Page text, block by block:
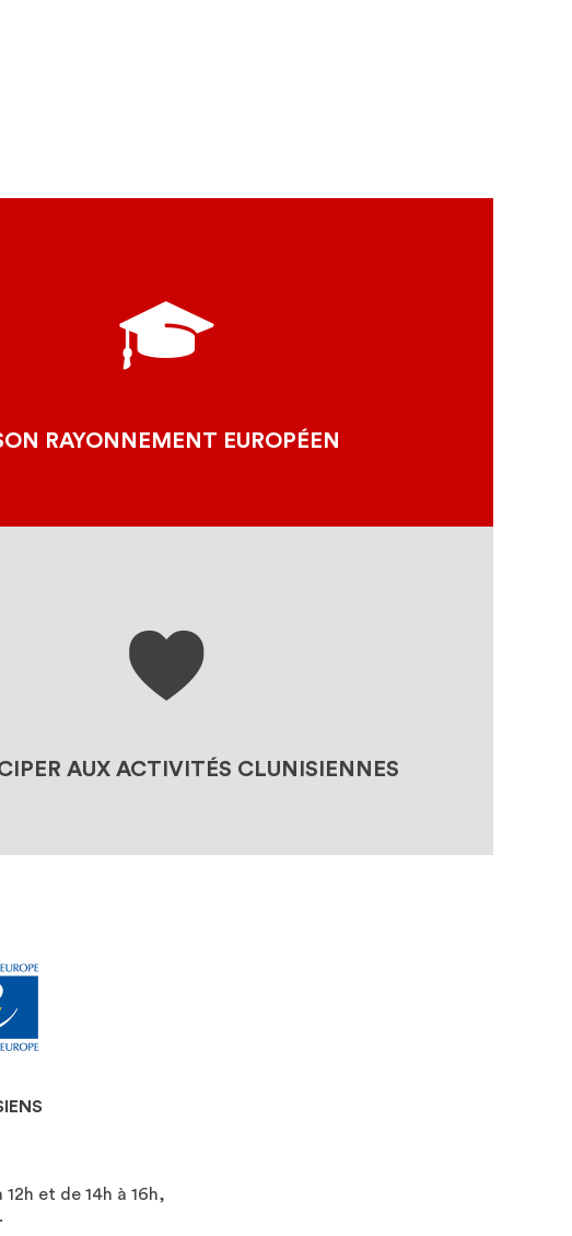
RAYONNEMENT EUROPÉEN
ITINÉRAIRE CULTUREL
DU CONSEIL DE L'EUROPE
LES PROJETS EUROPÉENS
AUX ACTIVITÉS CLUNISIENNES
LA BOUTIQUE
LES PROJETS DE NOS SITES
CLUNISIENS
et de 14h à 16h,